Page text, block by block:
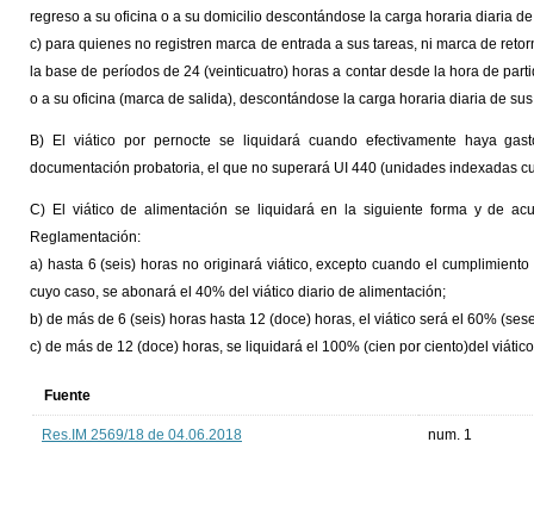
regreso a su oficina o a su domicilio descontándose la carga horaria diaria
c) para quienes no registren marca de entrada a sus tareas, ni marca de
la base de períodos de 24 (veinticuatro) horas a contar desde la hora de
o a su oficina (marca de salida), descontándose la carga horaria diaria de
B) El viático por pernocte se liquidará cuando efectivamente haya
documentación probatoria, el que no superará UI 440 (unidades indexadas
C) El viático de alimentación se liquidará en la siguiente forma y de
Reglamentación:
a) hasta 6 (seis) horas no originará viático, excepto cuando el
cuyo caso, se abonará el 40% del viático diario de alimentación;
b) de más de 6 (seis) horas hasta 12 (doce) horas, el viático será el 60%
c) de más de 12 (doce) horas, se liquidará el 100% (cien por ciento)del
Fuente
Res.IM 2569/18 de 04.06.2018 num. 1